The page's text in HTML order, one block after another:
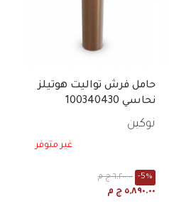
حامل فرش تواليت هوتيلز
نحاسي 100340430
نوكين
غير متوفر
٦,٢٠٠.٠٠ ج م -5%
٥,٨٩٠.٠٠ ج م